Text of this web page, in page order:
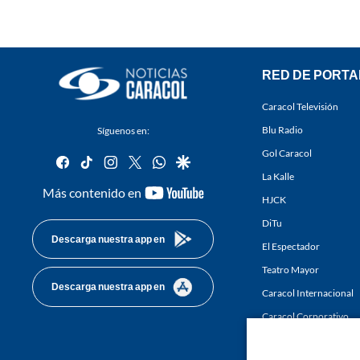
Síguenos en:
facebook
tiktok instagram
twitterwhatsapp
google
Más contenido en
youtube-
Descarga nuestra app en
Descarga nuestra app en
RED DE
Caracol Televisión
Blu Radio
Gol Caracol
La Kalle
HJCK
DiTu
El Espectador
Teatro Mayor
Caracol Internacional
Caracol Corporativo